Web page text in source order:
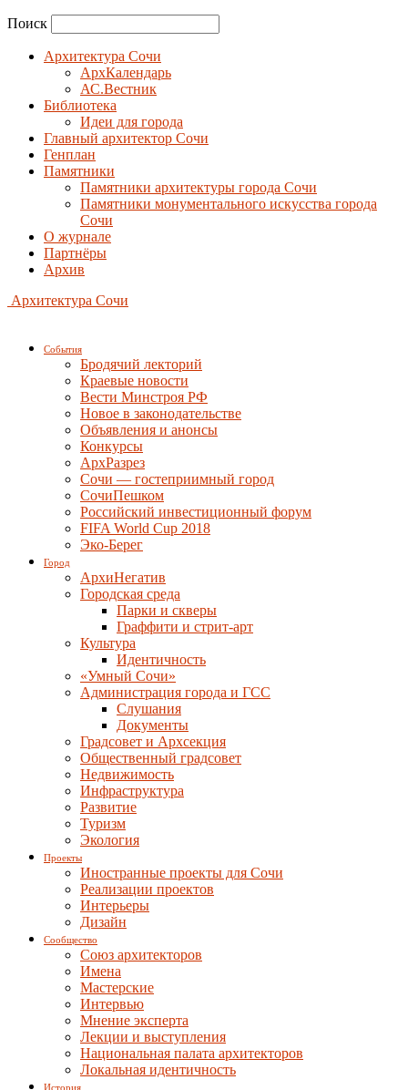
Поиск
Архитектура Сочи
АрхКалендарь
АС.Вестник
Библиотека
Идеи для города
Главный архитектор Сочи
Генплан
Памятники
Памятники архитектуры города Сочи
Памятники монументального искусства города
Сочи
О журнале
Партнёры
Архив
Архитектура Сочи
События
Бродячий лекторий
Краевые новости
Вести Минстроя РФ
Новое в законодательстве
Объявления и анонсы
Конкурсы
АрхРазрез
Сочи — гостеприимный город
СочиПешком
Российский инвестиционный форум
FIFA World Cup 2018
Эко-Берег
Город
АрхиНегатив
Городская среда
Парки и скверы
Граффити и стрит-арт
Культура
Идентичность
«Умный Сочи»
Администрация города и ГСС
Слушания
Документы
Градсовет и Архсекция
Общественный градсовет
Недвижимость
Инфраструктура
Развитие
Туризм
Экология
Проекты
Иностранные проекты для Сочи
Реализации проектов
Интерьеры
Дизайн
Сообщество
Союз архитекторов
Имена
Мастерские
Интервью
Мнение эксперта
Лекции и выступления
Национальная палата архитекторов
Локальная идентичность
История